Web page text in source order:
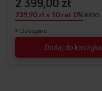
Dostępne
Dodaj do koszyka
239,90 zł x 10 rat 0% RRSO